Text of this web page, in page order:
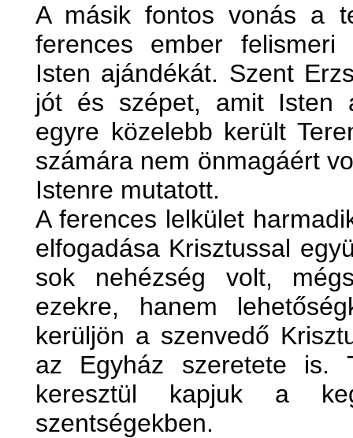
A másik fontos vonás a
ferences ember felismeri
Isten ajándékát. Szent
jót és szépet, amit Isten
egyre közelebb került
számára nem önmagáért
Istenre mutatott.
A ferences lelkület
elfogadása Krisztussal
sok nehézség volt,
ezekre, hanem
kerüljön a szenvedő
az Egyház szeretete is.
keresztül kapjuk a
szentségekben.